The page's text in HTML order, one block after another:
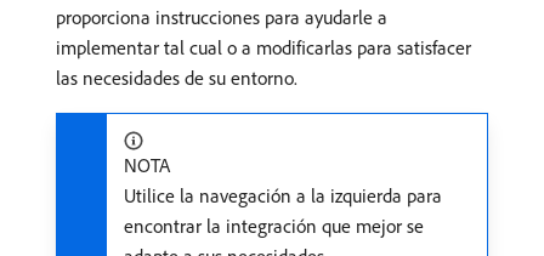
proporciona instrucciones para ayudarle a
implementar tal cual o a modificarlas para satisfacer
las necesidades de su entorno.
NOTA
Utilice la navegación a la izquierda para
encontrar la integración que mejor se